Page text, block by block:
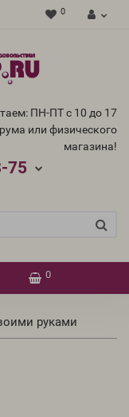
0
ПН-ПТ с 10 до 17
или физического
магазина!
75
0
руками